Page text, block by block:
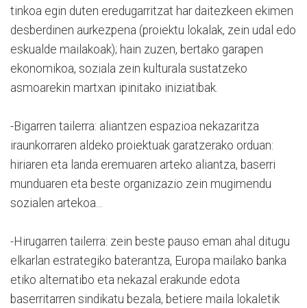
tinkoa egin duten eredugarritzat har daitezkeen ekimen
desberdinen aurkezpena (proiektu lokalak, zein udal edo
eskualde mailakoak); hain zuzen, bertako garapen
ekonomikoa, soziala zein kulturala sustatzeko
asmoarekin martxan ipinitako iniziatibak.
-Bigarren tailerra: aliantzen espazioa nekazaritza
iraunkorraren aldeko proiektuak garatzerako orduan:
hiriaren eta landa eremuaren arteko aliantza, baserri
munduaren eta beste organizazio zein mugimendu
sozialen artekoa...
-Hirugarren tailerra: zein beste pauso eman ahal ditugu
elkarlan estrategiko baterantza, Europa mailako banka
etiko alternatibo eta nekazal erakunde edota
baserritarren sindikatu bezala, betiere maila lokaletik